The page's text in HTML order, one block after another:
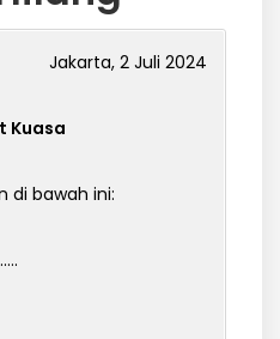
Jakarta, 2 Juli 2024
Kuasa
di bawah ini: